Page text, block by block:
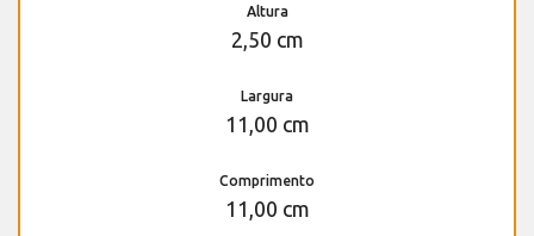
Altura
2,50 cm
Largura
11,00 cm
Comprimento
11,00 cm